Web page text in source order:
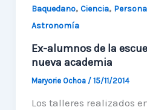
Baquedano, Ciencia,
Astronomía
Ex-alumnos de la
nueva academia
Maryorie Ochoa / 15/11/2014
Los talleres realizados